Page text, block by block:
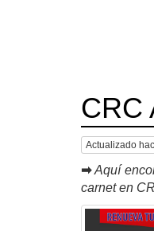
CRC
Actualizado
➡ Aquí
carnet en